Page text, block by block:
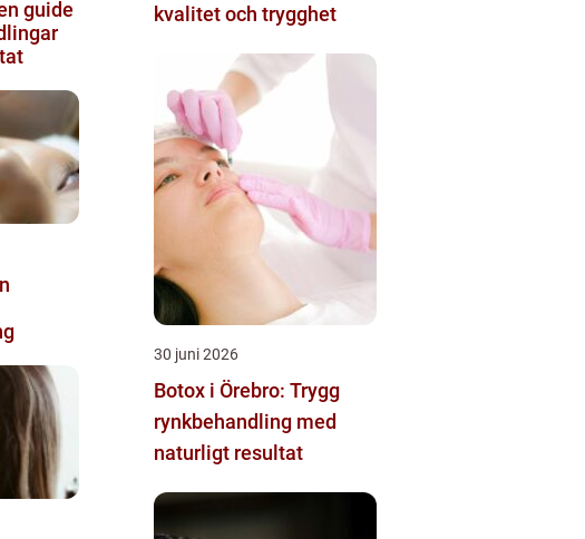
kvalitet och trygghet
30 juni 2026
Botox i Örebro: Trygg
rynkbehandling med
naturligt resultat